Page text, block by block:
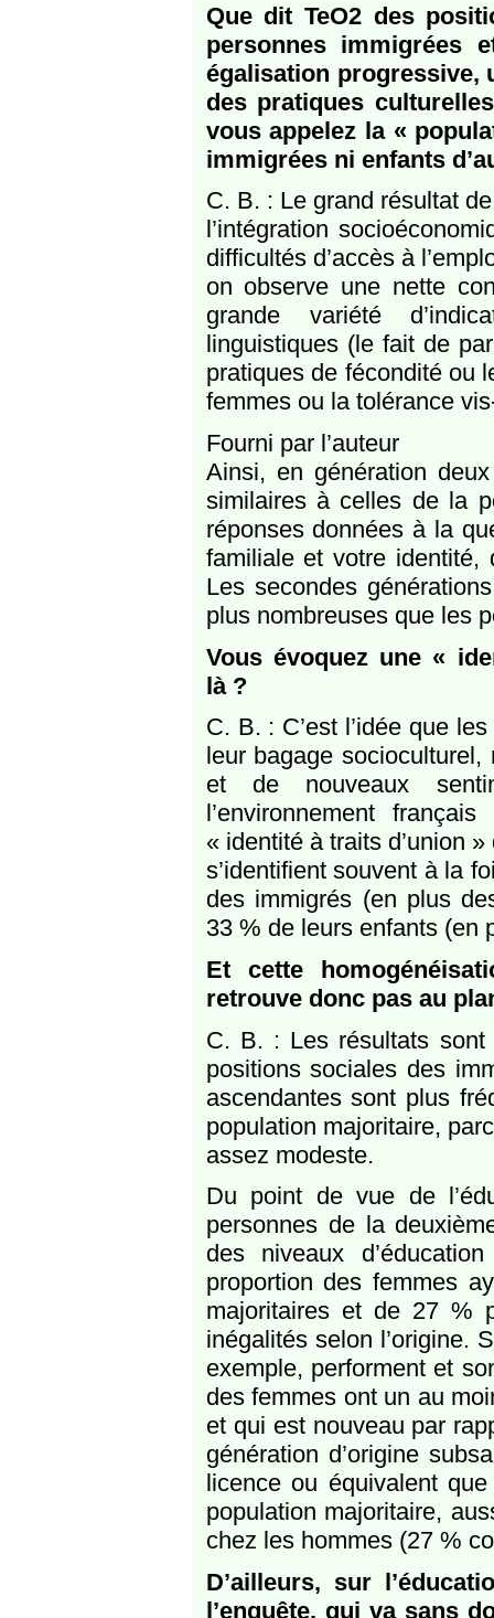
Que dit TeO2 des
personnes immigrées
égalisation progressive,
des pratiques
vous appelez la «
immigrées ni enfants
C. B. : Le grand résultat
l’intégration
difficultés d’accès à
on observe une nette
grande variété
linguistiques (le fait de
pratiques de fécondité ou
femmes ou la tolérance
Fourni par l’auteur
Ainsi, en génération
similaires à celles de la
réponses données à la
familiale et votre identité,
Les secondes
plus nombreuses que les
Vous évoquez une «
là ?
C. B. : C’est l’idée que
leur bagage
et de nouveaux
l’environnement
« identité à traits d’union
s’identifient souvent à la
des immigrés (en plus
33 % de leurs enfants (en
Et cette
retrouve donc pas au
C. B. : Les résultats
positions sociales des
ascendantes sont plus
population majoritaire,
assez modeste.
Du point de vue de
personnes de la
des niveaux
proportion des femmes
majoritaires et de 27 %
inégalités selon l’origine.
exemple, performent et
des femmes ont un au
et qui est nouveau par
génération d’origine
licence ou équivalent
population majoritaire,
chez les hommes (27 %
D’ailleurs, sur
l’enquête, qui va sans